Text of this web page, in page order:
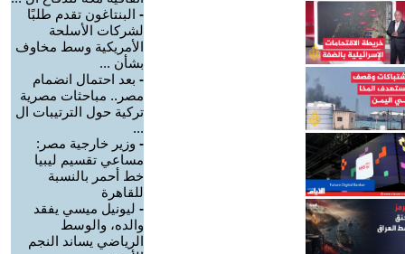
- البنتاغون تقدم طلبًا
لشركات الأسلحة
الأمريكية وسط مخاوف
بشأن ...
- بعد احتمال انضمام
مصر.. مباحثات مصرية
تركية حول الترتيبات ال
...
- وزير خارجية مصر:
مساعي تقسيم ليبيا
خط أحمر بالنسبة
للقاهرة
- ليونيل ميسي يفقد
والده، والوسط
الرياضي يساند النجم